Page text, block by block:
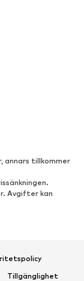
annars tillkommer
Avgifter kan
Tillgänglighet